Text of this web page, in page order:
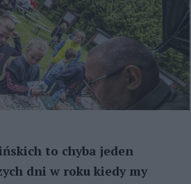
to chyba jeden
dni w roku kiedy my